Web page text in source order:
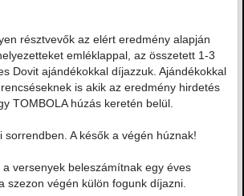
résztvevők az elért eredmény alapján
emléklappal, az összetett 1-3
Dovit ajándékokkal díjazzuk. Ajándékokkal
is akik az eredmény hirdetés
TOMBOLA húzás keretén belül.
sorrendben. A késők a végén húznak!
versenyek beleszámítnak egy éves
szezon végén külön fogunk díjazni.